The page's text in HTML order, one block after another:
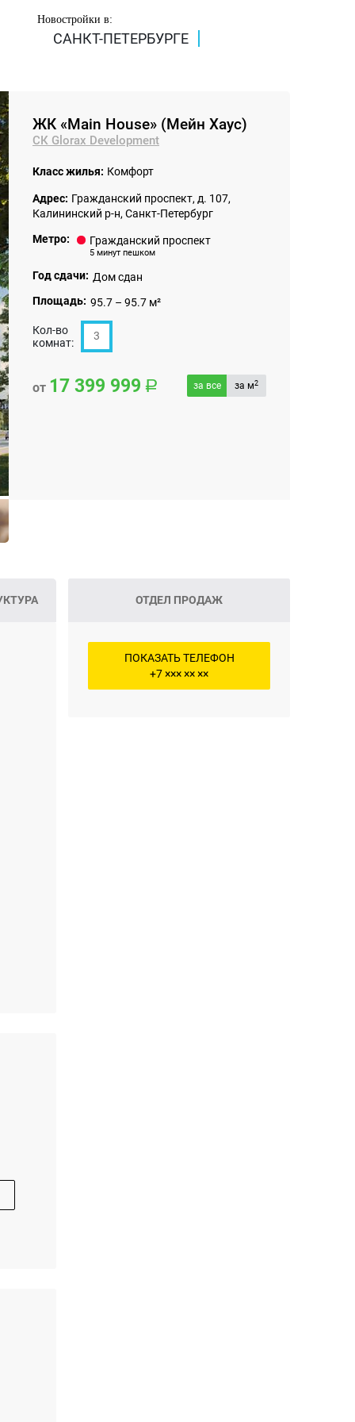
Новостройки в:
САНКТ-ПЕТЕРБУРГЕ
ЖК «Main House» (Мейн Хаус)
СК Glorax Development
Класс жилья: Комфорт
Адрес: Гражданский проспект, д. 107,
Калининский р-н, Санкт-Петербург
Метро:
Гражданский проспект
5 минут пешком
Год сдачи: Дом сдан
Площадь: 95.7 – 95.7 м²
Кол-во
комнат:
3
от 17 399 999 за все за м2
ОТДЕЛ ПРОДАЖ
ПОКАЗАТЬ ТЕЛЕФОН
+7 ××× ×× ××